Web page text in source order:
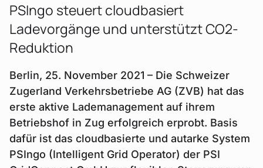
PSIngo steuert cloudbasiert
Ladevorgänge und unterstützt CO2-
Reduktion
Berlin, 25. November 2021 – Die Schweizer
Zugerland Verkehrsbetriebe AG (ZVB) hat das
erste aktive Lademanagement auf ihrem
Betriebshof in Zug erfolgreich erprobt. Basis
dafür ist das cloudbasierte und autarke System
PSIngo (Intelligent Grid Operator) der PSI